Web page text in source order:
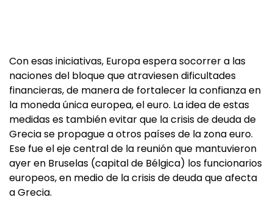
Con esas iniciativas, Europa espera socorrer a las
naciones del bloque que atraviesen dificultades
financieras, de manera de fortalecer la confianza en
la moneda única europea, el euro. La idea de estas
medidas es también evitar que la crisis de deuda de
Grecia se propague a otros países de la zona euro.
Ese fue el eje central de la reunión que mantuvieron
ayer en Bruselas (capital de Bélgica) los funcionarios
europeos, en medio de la crisis de deuda que afecta
a Grecia.